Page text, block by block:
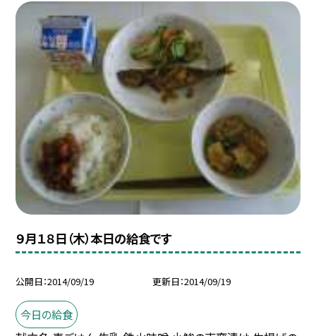
９月１８日（木）本日の給食です
公開日 2014/09/19 更新日 2014/09/19
今日の給食